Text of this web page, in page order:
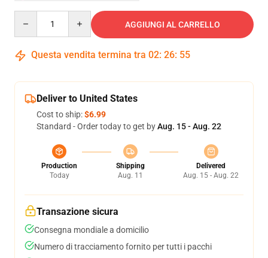
AGGIUNGI AL CARRELLO
Questa vendita termina tra 02: 26: 54
Deliver to United States
Cost to ship:$6.99
Standard - Order today to get byAug. 15 - Aug. 22
Production
Today
Shipping
Aug. 11
Delivered
Aug. 15 - Aug. 22
Transazione sicura
Consegna mondiale a domicilio
Numero di tracciamento fornito per tutti i pacchi